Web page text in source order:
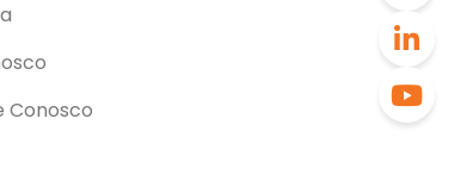
Conosco